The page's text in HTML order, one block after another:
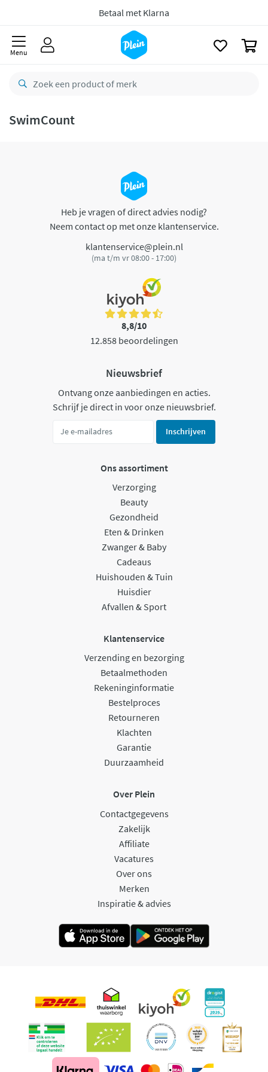
Betaal met Klarna
Menu
SwimCount
Heb je vragen of direct advies nodig?
Neem contact op met onze klantenservice.
klantenservice@plein.nl
(ma t/m vr 08:00 - 17:00)
8,8/10
12.858 beoordelingen
Nieuwsbrief
Ontvang onze aanbiedingen en acties.
Schrijf je direct in voor onze nieuwsbrief.
Inschrijven
Ons assortiment
Verzorging
Beauty
Gezondheid
Eten & Drinken
Zwanger & Baby
Cadeaus
Huishouden & Tuin
Huisdier
Afvallen & Sport
Klantenservice
Verzending en bezorging
Betaalmethoden
Rekeninginformatie
Bestelproces
Retourneren
Klachten
Garantie
Duurzaamheid
Over Plein
Contactgegevens
Zakelijk
Affiliate
Vacatures
Over ons
Merken
Inspiratie & advies